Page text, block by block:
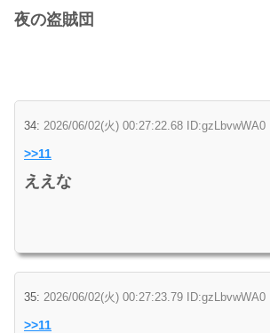
夜の盗賊団
34: 2026/06/02(火) 00:27:22.68 ID:gzLbvwWA0
>>11
ええな
35: 2026/06/02(火) 00:27:23.79 ID:gzLbvwWA0
>>11